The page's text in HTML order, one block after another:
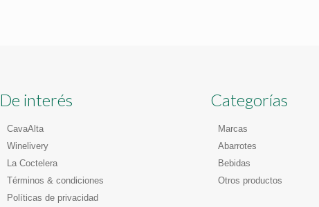
De interés
CavaAlta
Winelivery
La Coctelera
Términos & condiciones
Políticas de privacidad
Categorías
Marcas
Abarrotes
Bebidas
Otros productos